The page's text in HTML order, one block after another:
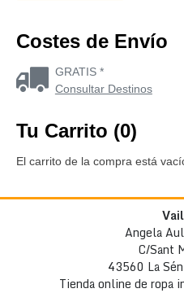
Costes de Envío
GRATIS *
Consultar Destinos
Tu Carrito (0)
El carrito de la compra está
Angela
C/Sant
43560 La
Tienda online de ropa